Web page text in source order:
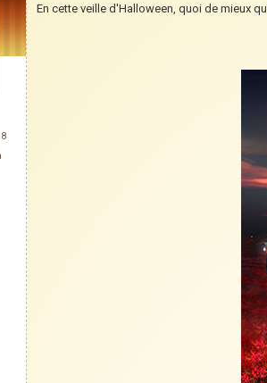
En cette veille d'Halloween, quoi de mieux